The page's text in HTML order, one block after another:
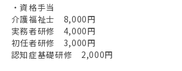
・資格手当
介護福祉士 8,000円
実務者研修 4,000円
初任者研修 3,000円
認知症基礎研修 2,000円